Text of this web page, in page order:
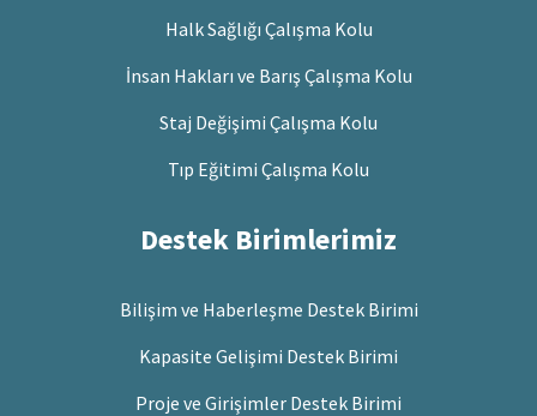
Halk Sağlığı Çalışma Kolu
İnsan Hakları ve Barış Çalışma Kolu
Staj Değişimi Çalışma Kolu
Tıp Eğitimi Çalışma Kolu
Destek Birimlerimiz
Bilişim ve Haberleşme Destek Birimi
Kapasite Gelişimi Destek Birimi
Proje ve Girişimler Destek Birimi